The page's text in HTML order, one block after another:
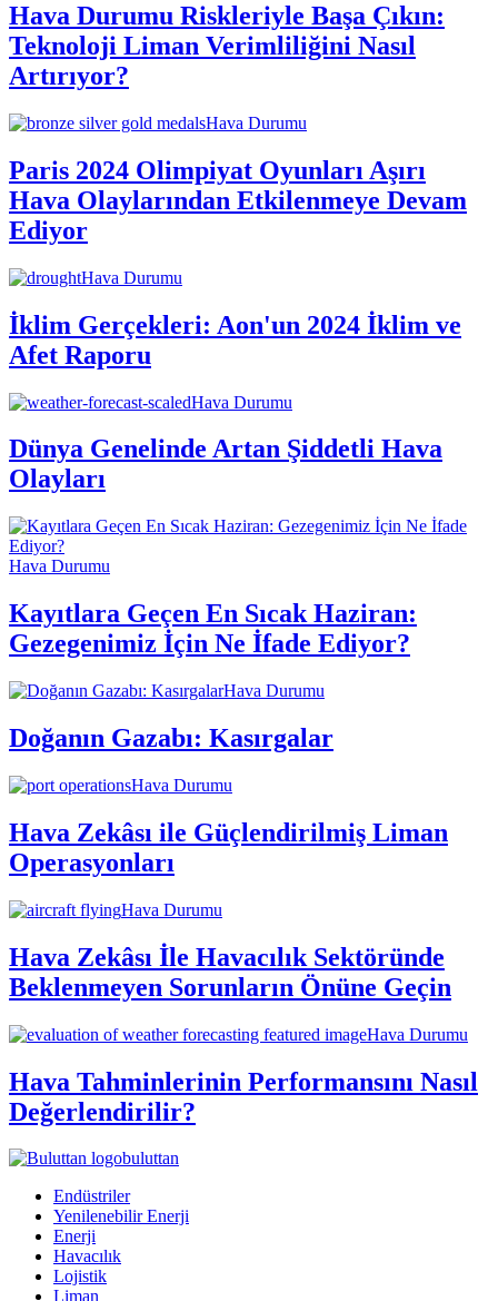
Hava Durumu Riskleriyle Başa Çıkın:
Teknoloji Liman Verimliliğini Nasıl
Artırıyor?
Hava Durumu
Paris 2024 Olimpiyat Oyunları Aşırı
Hava Olaylarından Etkilenmeye Devam
Ediyor
Hava Durumu
İklim Gerçekleri: Aon'un 2024 İklim ve
Afet Raporu
Hava Durumu
Dünya Genelinde Artan Şiddetli Hava
Olayları
Hava Durumu
Kayıtlara Geçen En Sıcak Haziran:
Gezegenimiz İçin Ne İfade Ediyor?
Hava Durumu
Doğanın Gazabı: Kasırgalar
Hava Durumu
Hava Zekâsı ile Güçlendirilmiş Liman
Operasyonları
Hava Durumu
Hava Zekâsı İle Havacılık Sektöründe
Beklenmeyen Sorunların Önüne Geçin
Hava Durumu
Hava Tahminlerinin Performansını Nasıl
Değerlendirilir?
buluttan
Endüstriler
Yenilenebilir Enerji
Enerji
Havacılık
Lojistik
Liman